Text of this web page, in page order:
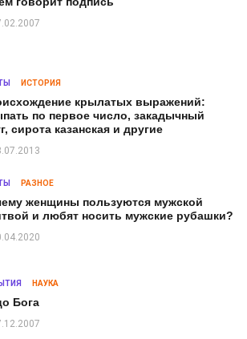
ИСТОРИЯ
крылатых выражений:
по первое число, закадычный
сирота казанская и другие
РАЗНОЕ
женщины пользуются мужской
и любят носить мужские рубашки?
НАУКА
Бога